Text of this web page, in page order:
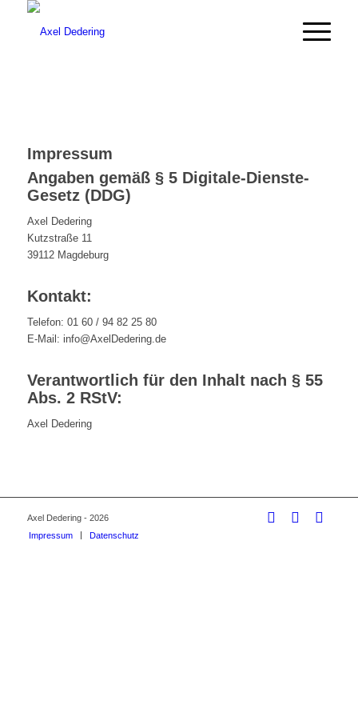
Impressum
Angaben gemäß § 5 Digitale-Dienste-
Gesetz (DDG)
Axel Dedering
Kutzstraße 11
39112 Magdeburg
Kontakt:
Telefon: 01 60 / 94 82 25 80
E-Mail: info@AxelDedering.de
Verantwortlich für den Inhalt nach § 55
Abs. 2 RStV:
Axel Dedering
Axel Dedering - 2026
Impressum
Datenschutz